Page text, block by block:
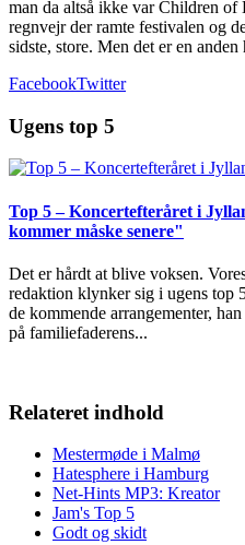
man da altså ikke var Children
regnvejr der ramte festivalen og
sidste, store. Men det er en anden
FacebookTwitter
Ugens top 5
Top 5 – Koncertefteråret i
kommer måske senere"
Det er hårdt at blive voksen.
redaktion klynker sig i ugens top
de kommende arrangementer,
på familiefaderens...
Relateret indhold
Mestermøde i Malmø
Hatesphere i Hamburg
Net-Hints MP3: Kreator
Jam's Top 5
Godt og skidt